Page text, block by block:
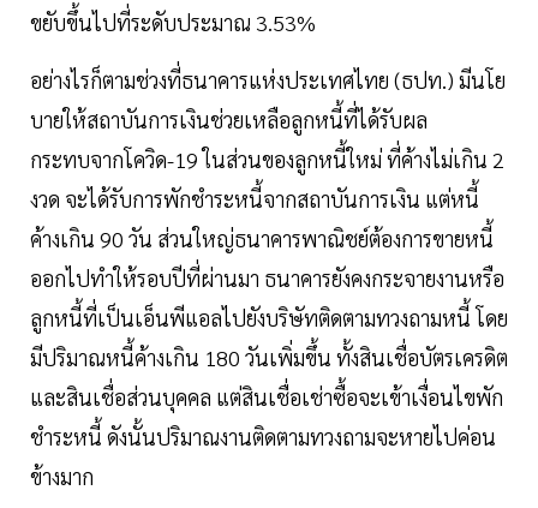
ขยับขึ้นไปที่ระดับประมาณ 3.53%
อย่างไรก็ตามช่วงที่ธนาคารแห่งประเทศไทย (ธปท.) มีนโย
บายให้สถาบันการเงินช่วยเหลือลูกหนี้ที่ได้รับผล
กระทบจากโควิด-19 ในส่วนของลูกหนี้ใหม่ ที่ค้างไม่เกิน 2
งวด จะได้รับการพักชำระหนี้จากสถาบันการเงิน แต่หนี้
ค้างเกิน 90 วัน ส่วนใหญ่ธนาคารพาณิชย์ต้องการขายหนี้
ออกไปทำให้รอบปีที่ผ่านมา ธนาคารยังคงกระจายงานหรือ
ลูกหนี้ที่เป็นเอ็นพีแอลไปยังบริษัทติดตามทวงถามหนี้ โดย
มีปริมาณหนี้ค้างเกิน 180 วันเพิ่มขึ้น ทั้งสินเชื่อบัตรเครดิต
และสินเชื่อส่วนบุคคล แต่สินเชื่อเช่าซื้อจะเข้าเงื่อนไขพัก
ชำระหนี้ ดังนั้นปริมาณงานติดตามทวงถามจะหายไปค่อน
ข้างมาก